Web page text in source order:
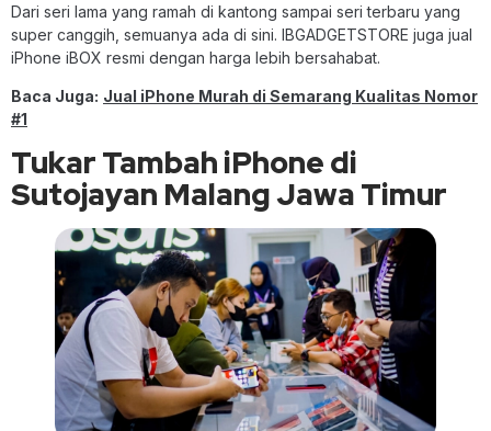
Dari seri lama yang ramah di kantong sampai seri terbaru yang
super canggih, semuanya ada di sini. IBGADGETSTORE juga jual
iPhone iBOX resmi dengan harga lebih bersahabat.
Baca Juga: Jual iPhone Murah di Semarang Kualitas Nomor
#1
Tukar Tambah iPhone di
Sutojayan Malang Jawa Timur